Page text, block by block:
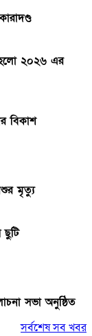
হলো ২০২৬ এর
বিকাশ
মৃত্যু
ছুটি
সভা অনুষ্ঠিত
সর্বশেষ সব খবর